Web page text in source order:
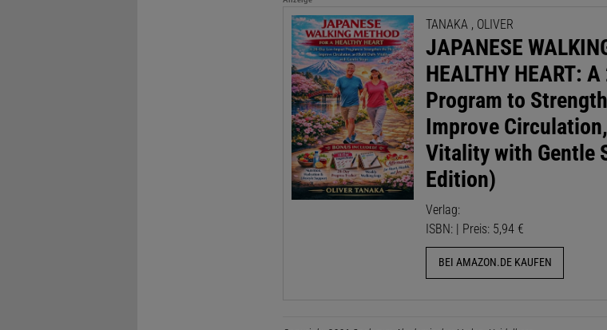
TANAKA , OLIVER
JAPANESE
HEALTHY HEART:
Program to
Improve
Vitality with Gentle
Edition)
Verlag:
ISBN: | Preis: 5,94 €
BEI AMAZON.DE KAUFEN